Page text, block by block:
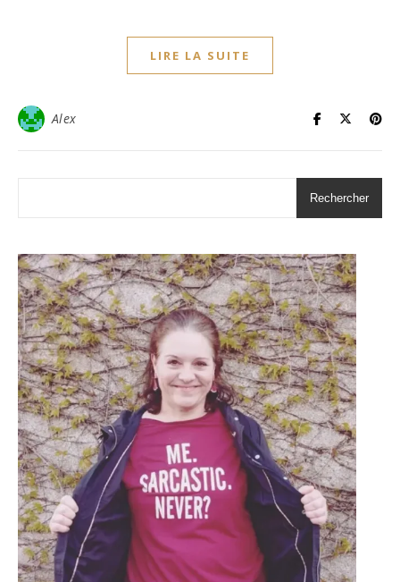
LIRE LA SUITE
Alex
Rechercher